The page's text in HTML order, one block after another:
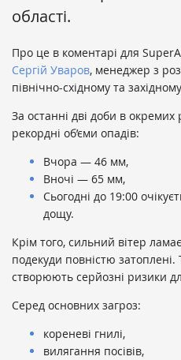
області.
Про це в коментарі для
Сергій Уваров, менеджер з
північно-східному та
За останні дві доби в окремих
рекордні об’єми опадів:
Вчора — 46 мм,
Вночі — 65 мм,
Сьогодні до 19:00
дощу.
Крім того, сильний вітер
подекуди повністю затоплені.
створюють серйозні ризики
Серед основних загроз:
кореневі гнилі,
вилягання посівів,